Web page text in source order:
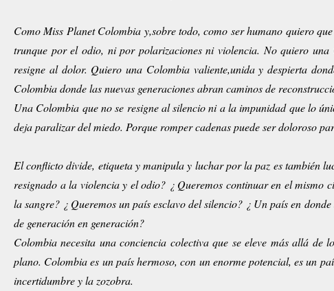
Como Miss Planet Colombia y,sobre todo, como ser humano quiero
trunque por el odio, ni por polarizaciones ni violencia. No quiero
resigne al dolor. Quiero una Colombia valiente,unida y despierta
Colombia donde las nuevas generaciones abran caminos de
Una Colombia que no se resigne al silencio ni a la impunidad que lo
deja paralizar del miedo. Porque romper cadenas puede ser doloroso
El conflicto divide, etiqueta y manipula y luchar por la paz es también
resignado a la violencia y el odio? ¿ Queremos continuar en el
la sangre? ¿ Queremos un país esclavo del silencio? ¿ Un país en
de generación en generación?
Colombia necesita una conciencia colectiva que se eleve más allá
plano. Colombia es un país hermoso, con un enorme potencial, es un
incertidumbre y la zozobra.